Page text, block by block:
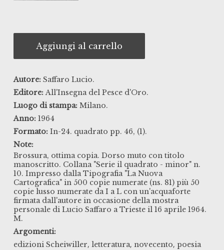
Aggiungi al carrello
Autore: Saffaro Lucio.
Editore: All'Insegna del Pesce d'Oro.
Luogo di stampa: Milano.
Anno: 1964
Formato: In-24. quadrato pp. 46, (1).
Note:
Brossura, ottima copia. Dorso muto con titolo
manoscritto. Collana "Serie il quadrato - minor" n.
10. Impresso dalla Tipografia "La Nuova
Cartografica" in 500 copie numerate (ns. 81) più 50
copie lusso numerate da I a L con un'acquaforte
firmata dall'autore in occasione della mostra
personale di Lucio Saffaro a Trieste il 16 aprile 1964.
M.
Argomenti:
edizioni Scheiwiller, letteratura, novecento, poesia